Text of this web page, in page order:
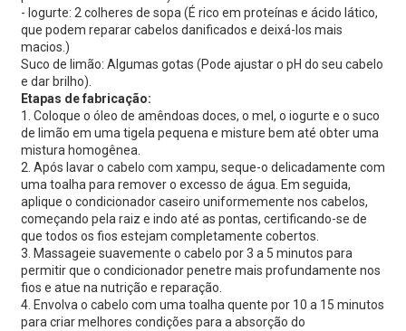
- Iogurte: 2 colheres de sopa (É rico em proteínas e ácido lático,
que podem reparar cabelos danificados e deixá-los mais
macios.)
Suco de limão: Algumas gotas (Pode ajustar o pH do seu cabelo
e dar brilho).
Etapas de fabricação:
1. Coloque o óleo de amêndoas doces, o mel, o iogurte e o suco
de limão em uma tigela pequena e misture bem até obter uma
mistura homogênea.
2. Após lavar o cabelo com xampu, seque-o delicadamente com
uma toalha para remover o excesso de água. Em seguida,
aplique o condicionador caseiro uniformemente nos cabelos,
começando pela raiz e indo até as pontas, certificando-se de
que todos os fios estejam completamente cobertos.
3. Massageie suavemente o cabelo por 3 a 5 minutos para
permitir que o condicionador penetre mais profundamente nos
fios e atue na nutrição e reparação.
4. Envolva o cabelo com uma toalha quente por 10 a 15 minutos
para criar melhores condições para a absorção do